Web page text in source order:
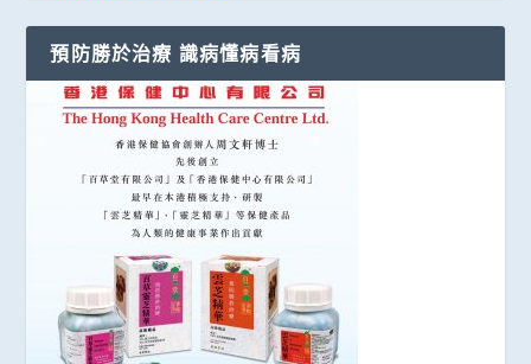
預防勝於治療 識病懂病看病